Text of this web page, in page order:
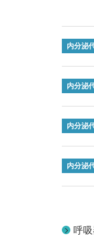
内分泌
内分泌
内分泌
内分泌
呼